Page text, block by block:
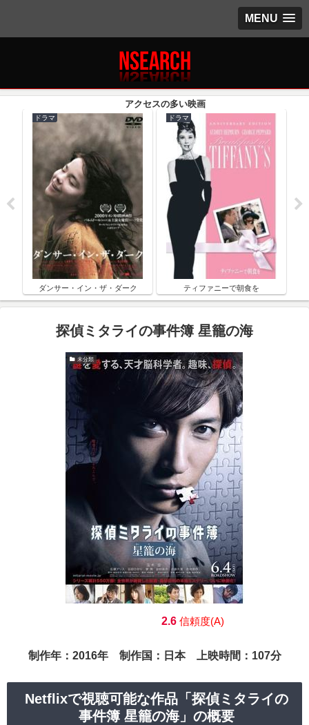
MENU
ドラマ
ダンサー・イン・ザ・ダーク
ドラマ
ティファニーで朝食を
探偵ミタライの事件簿 星籠の海
未分類
2.6信頼度(A)
制作年：2016年 制作国：日本 上映時間：107分
Netflixで視聴可能な作品「探偵ミタライの
事件簿 星籠の海」の概要